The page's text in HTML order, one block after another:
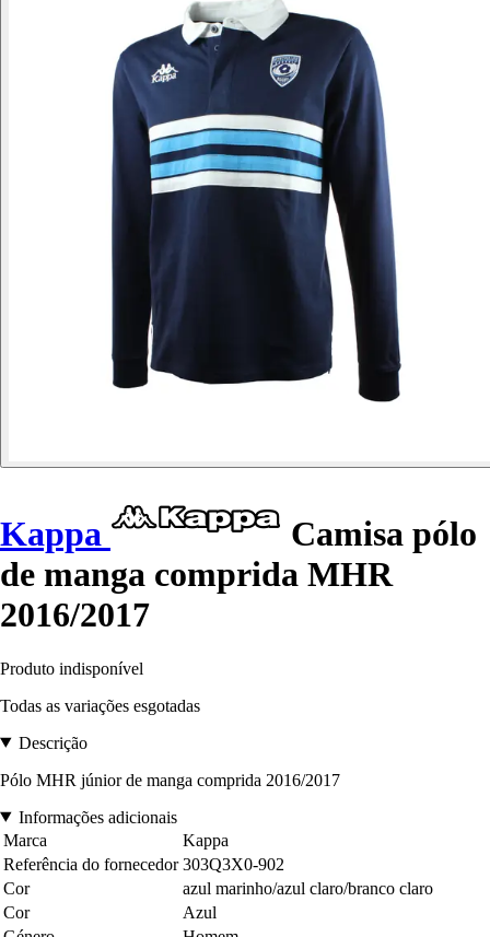
Kappa
Camisa pólo
de manga comprida MHR
2016/2017
Produto indisponível
Todas as variações esgotadas
Descrição
Pólo MHR júnior de manga comprida 2016/2017
Informações adicionais
Marca
Kappa
Referência do fornecedor 303Q3X0-902
Cor
azul marinho/azul claro/branco claro
Cor
Azul